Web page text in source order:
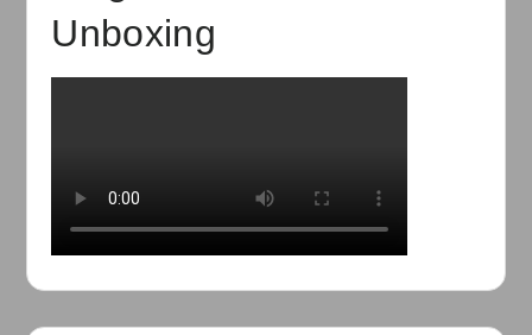
Unboxing